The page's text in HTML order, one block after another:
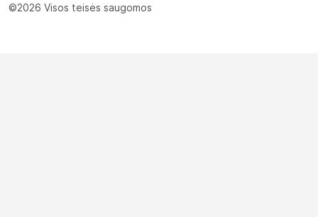
©2026 Visos teisės saugomos